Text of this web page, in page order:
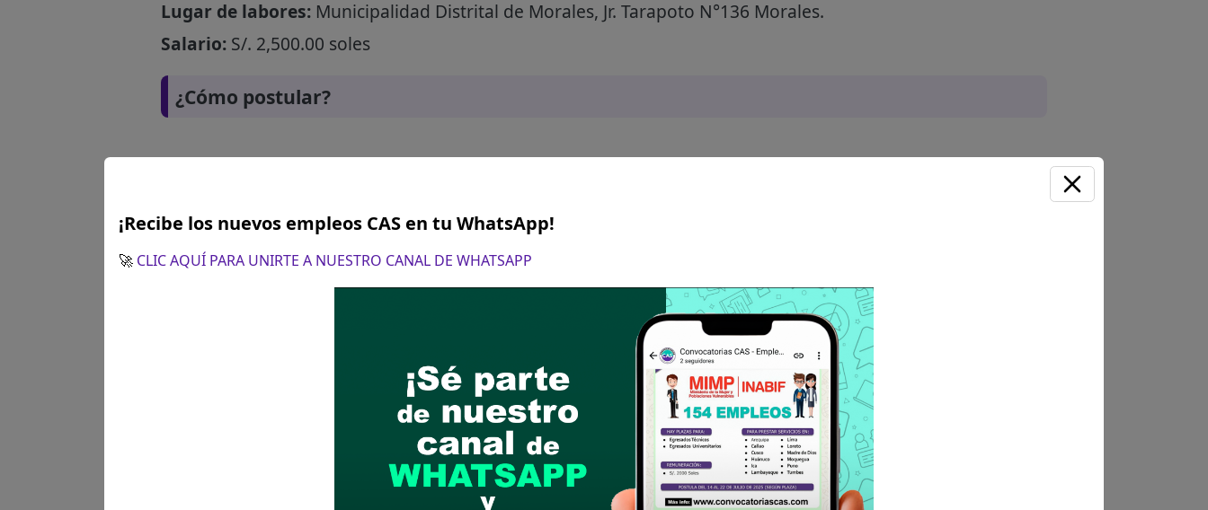
Lugar de labores:Municipalidad Distrital de Morales, Jr. Tarapoto N°136 Morales.
Salario:S/. 2,500.00 soles
¿Cómo postular?
El 05 de octubre del 2023
Presentación de la hoja de vida DOCUMENTADO en la siguiente dirección: Jr. Tarapoto
N°136 Distrito de Morales, ciudad de Tarapoto, ingreso por mesa de partes en el horario de 7:30 a 15:30
¡Recibe los nuevos empleos CAS en tu WhatsApp!
🚀 CLIC AQUÍ PARA UNIRTE A NUESTRO CANAL DE WHATSAPP